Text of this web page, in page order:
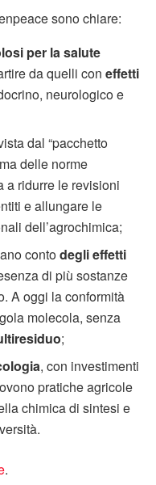
sono chiare:
per la salute
da quelli coneffetti
neurologico e
dal “pacchetto
delle norme
a ridurre le revisioni
e allungare le
dell’agrochimica;
contodegli effetti
di più sostanze
A oggi la conformità
molecola, senza
;
, con investimenti
pratiche agricole
chimica di sintesi e
.